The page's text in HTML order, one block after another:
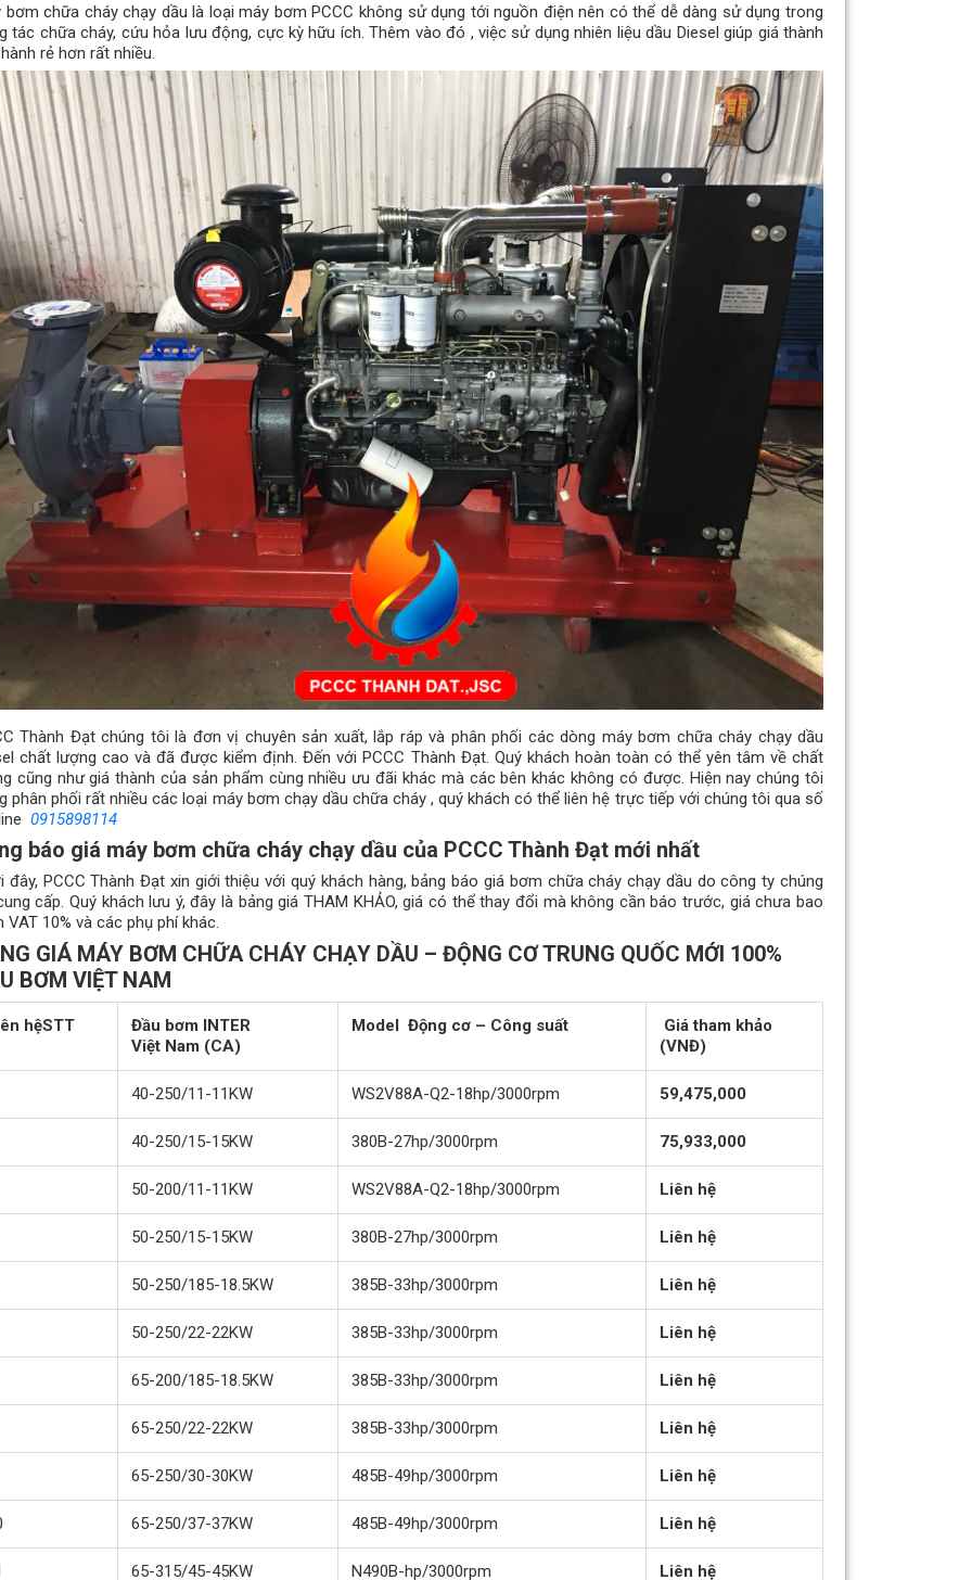
bơm chữa cháy chạy dầu là loại máy bơm PCCC không sử dụng tới nguồn điện nên có thể dễ dàng sử dụng trong
tác chữa cháy, cứu hỏa lưu động, cực kỳ hữu ích. Thêm vào đó , việc sử dụng nhiên liệu dầu Diesel giúp giá thành
rẻ hơn rất nhiều.
Thành Đạt chúng tôi là đơn vị chuyên sản xuất, lắp ráp và phân phối các dòng máy bơm chữa cháy chạy dầu
chất lượng cao và đã được kiểm định. Đến với PCCC Thành Đạt. Quý khách hoàn toàn có thể yên tâm về chất
cũng như giá thành của sản phẩm cùng nhiều ưu đãi khác mà các bên khác không có được. Hiện nay chúng tôi
phân phối rất nhiều các loại máy bơm chạy dầu chữa cháy , quý khách có thể liên hệ trực tiếp với chúng tôi qua số
0915898114
báo giá máy bơm chữa cháy chạy dầu của PCCC Thành Đạt mới nhất
đây, PCCC Thành Đạt xin giới thiệu với quý khách hàng, bảng báo giá bơm chữa cháy chạy dầu do công ty chúng
cấp. Quý khách lưu ý, đây là bảng giá THAM KHẢO, giá có thể thay đổi mà không cần báo trước, giá chưa bao
VAT 10% và các phụ phí khác.
GIÁ MÁY BƠM CHỮA CHÁY CHẠY DẦU – ĐỘNG CƠ TRUNG QUỐC MỚI 100%
BƠM VIỆT NAM
hệSTT
Đầu bơm INTER
Việt Nam (CA)
Model Động cơ – Công suất
Giá tham khảo
(VNĐ)
40-250/11-11KW WS2V88A-Q2-18hp/3000rpm 59,475,000
40-250/15-15KW 380B-27hp/3000rpm 75,933,000
50-200/11-11KW WS2V88A-Q2-18hp/3000rpm Liên hệ
50-250/15-15KW 380B-27hp/3000rpm Liên hệ
50-250/185-18.5KW 385B-33hp/3000rpm Liên hệ
50-250/22-22KW 385B-33hp/3000rpm Liên hệ
65-200/185-18.5KW 385B-33hp/3000rpm Liên hệ
65-250/22-22KW 385B-33hp/3000rpm Liên hệ
65-250/30-30KW 485B-49hp/3000rpm Liên hệ
65-250/37-37KW 485B-49hp/3000rpm Liên hệ
65-315/45-45KW N490B-hp/3000rpm Liên hệ